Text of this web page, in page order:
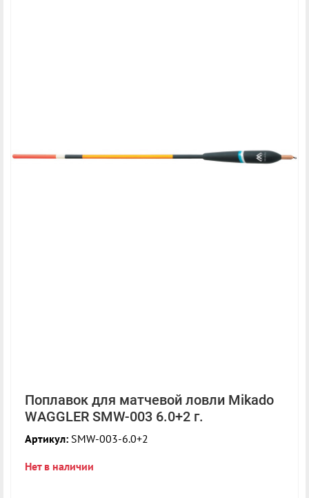
Поплавок для матчевой ловли Mikado
WAGGLER SMW-003 6.0+2 г.
Артикул: SMW-003-6.0+2
Нет в наличии